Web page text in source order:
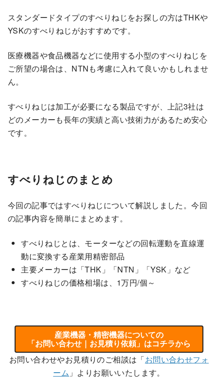
スタンダードタイプのすべりねじをお探しの方はTHKや
YSKのすべりねじがおすすめです。
医療機器や食品機器などに使用する小型のすべりねじを
ご所望の場合は、NTNも考慮に入れて良いかもしれませ
ん。
すべりねじは加工が必要になる製品ですが、上記3社は
どのメーカーも長年の実績と高い技術力があるため安心
です。
すべりねじのまとめ
今回の記事ではすべりねじについて解説しました。今回
の記事内容を簡単にまとめます。
すべりねじとは、モーターなどの回転運動を直線運
動に変換する産業用精密部品
主要メーカーは「THK」「NTN」「YSK」など
すべりねじの価格相場は、1万円/個～
産業機器・精密機器についての
「お問い合わせ｜お見積り依頼」はコチラから
お問い合わせやお見積りのご相談は「お問い合わせフォ
ーム 」よりお願いいたします。